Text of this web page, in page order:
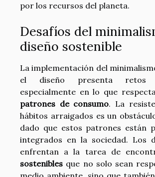
por los recursos del planeta.
Desafíos del
diseño sostenible
La implementación del
el diseño presenta retos
especialmente en lo que
patrones de consumo. La
hábitos arraigados es un
dado que estos patrones están
integrados en la sociedad. Los
enfrentan a la tarea de
sostenibles que no solo sean